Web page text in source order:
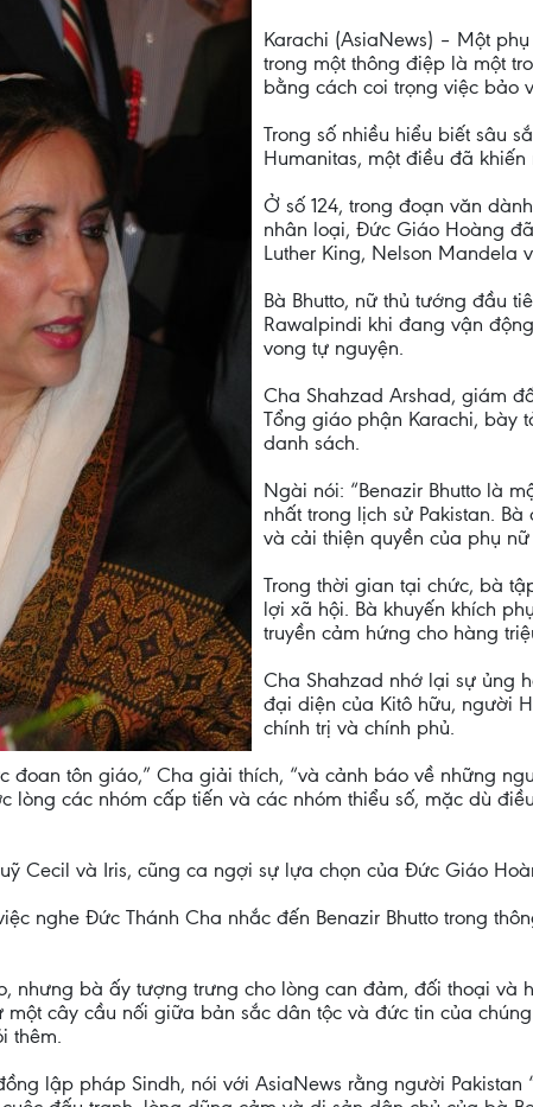
Karachi (AsiaNews) – Một
trong một thông điệp là một
bằng cách coi trọng việc bảo
Trong số nhiều hiểu biết sâu
Humanitas, một điều đã
Ở số 124, trong đoạn văn
nhân loại, Đức Giáo Hoàng
Luther King, Nelson Mandela
Bà Bhutto, nữ thủ tướng đầu
Rawalpindi khi đang vận
vong tự nguyện.
Cha Shahzad Arshad, giám
Tổng giáo phận Karachi, bày
danh sách.
Ngài nói: “Benazir Bhutto là
nhất trong lịch sử Pakistan.
và cải thiện quyền của phụ nữ
Trong thời gian tại chức, bà
lợi xã hội. Bà khuyến khích
truyền cảm hứng cho hàng
Cha Shahzad nhớ lại sự ủng
đại diện của Kitô hữu, người
chính trị và chính phủ.
đoan tôn giáo,” Cha giải thích, “và cảnh báo về những
các nhóm cấp tiến và các nhóm thiểu số, mặc dù
Cecil và Iris, cũng ca ngợi sự lựa chọn của Đức Giáo
nghe Đức Thánh Cha nhắc đến Benazir Bhutto trong
nhưng bà ấy tượng trưng cho lòng can đảm, đối thoại
một cây cầu nối giữa bản sắc dân tộc và đức tin của
thêm.
lập pháp Sindh, nói với AsiaNews rằng người